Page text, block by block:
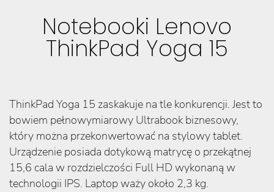
Notebooki Lenovo
ThinkPad Yoga 15
ThinkPad Yoga 15 zaskakuje na tle konkurencji. Jest to
bowiem pełnowymiarowy Ultrabook biznesowy,
który można przekonwertować na stylowy tablet.
Urządzenie posiada dotykową matrycę o przekątnej
15,6 cala w rozdzielczości Full HD wykonaną w
technologii IPS. Laptop waży około 2,3 kg.